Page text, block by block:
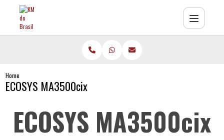
Home
ECOSYS MA3500cix
ECOSYS MA3500cix